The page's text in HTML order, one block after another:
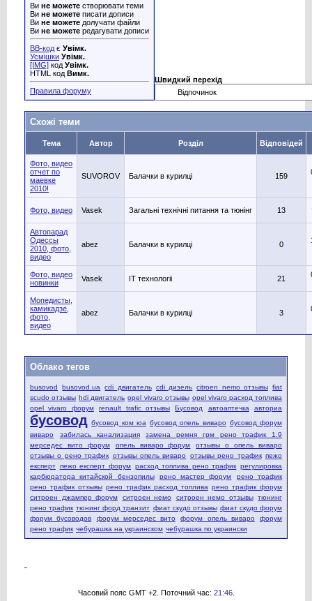
Ви не можете створювати теми
Ви не можете писати дописи
Ви не можете долучати файли
Ви не можете редагувати дописи
BB-код є Увімк.
Усмішки Увімк.
[IMG] код Увімк.
HTML код Вимк.
Правила форуму
Швидкий перехід
Схожі теми
Тема Автор Розділ Відповідей
Фото, видео
отчет по
маевке
2010!
SUVOROV Балачки в курилці 159
Фото, видео Vasek Загальні технічні питання та тюнінг 13
Автопарад
Одессы
2010, фото,
видео
abez Балачки в курилці 0
Фото, видео
новинки
Vasek IT технологіі 21
Мопедисты,
камикадзе,
фото,
видео
abez Балачки в курилці 3
Облако тегов
busovod busovod.ua cdi двигатель cdi дизель citroen nemo отзывы fiat
scudo отзывы hdi двигатель opel vivaro отзывы opel vivaro расход топлива
opel vivaro форум
renault trafic отзывы Бусовод автоаптечка авториа
бусовод бусовод ком юа бусовод опель виваро бусовод форум
виваро
забилась канализация
замена ремня грм рено трафик 1.9
мерседес вито форум
опель виваро форум
отзывы о опель виваро
отзывы о рено трафик отзывы опель виваро отзывы рено трафик пежо
експерт пежо експерт форум расход топлива рено трафик регулировка
карбюратора китайской бензопилы
рено мастер форум
рено трафик
рено трафик отзывы рено трафик расход топлива рено трафик форум
ситроен джампер форум
ситроен немо ситроен немо отзывы тюнинг
рено трафик тюнинг форд транзит фиат скудо отзывы фиат скудо форум
форум бусоводов
форум мерседес вито форум опель виваро
форум
рено трафик чебурашка на украинском чебурашка по украински
Часовий пояс GMT +2. Поточний час: 21:46.